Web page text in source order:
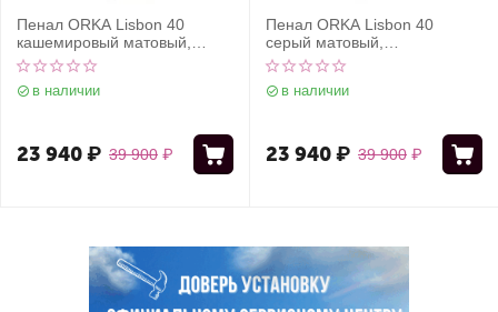
Пенал ORKA Lisbon 40
кашемировый матовый,
универсальный
в наличии
39 900 ₽
23 940₽
Пенал ORKA Lisbon 40
серый матовый,
универсальный
в наличии
39 900 ₽
23 940₽